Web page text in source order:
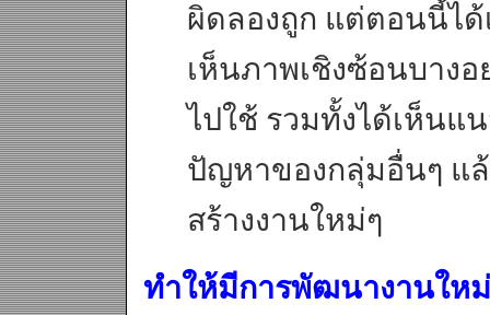
ผิดลองถูก แต่ตอนนี้ไ
เห็นภาพเชิงซ้อนบาง
ไปใช้ รวมทั้งได้เห็นแ
ปัญหาของกลุ่มอื่นๆ แล้
สร้างงานใหม่ๆ
ทำให้มีการพัฒนางานให